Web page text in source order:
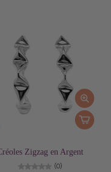
Zigzag en Argent
(0)